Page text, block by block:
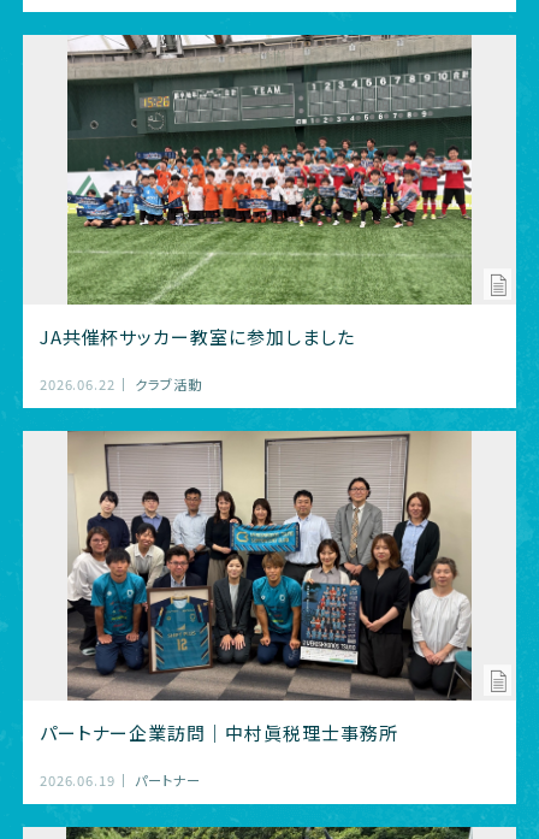
JA共催杯サッカー教室に参加しました
2026.06.22 クラブ活動
パートナー企業訪問｜中村眞税理士事務所
2026.06.19 パートナー